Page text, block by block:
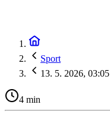
Sport
13. 5. 2026, 03:05
4 min